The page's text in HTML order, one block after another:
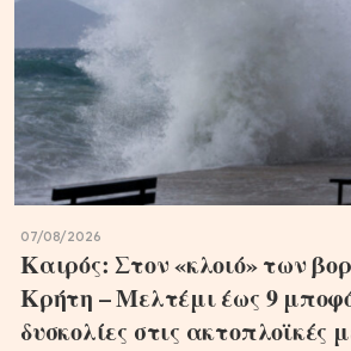
07/08/2026
Καιρός: Στον «κλοιό» των
Κρήτη – Μελτέμι έως 9
δυσκολίες στις ακτοπλοϊκές